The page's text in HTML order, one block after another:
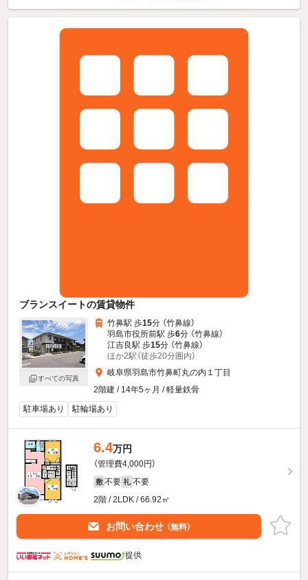
ブランスイートの賃貸物件
すべての写真
竹鼻駅 歩15分 （竹鼻線）
羽島市役所前駅 歩6分 （竹鼻線）
江吉良駅 歩15分 （竹鼻線）
ほか2駅（徒歩20分圏内）
岐阜県羽島市竹鼻町丸の内１丁目
2階建 / 14年5ヶ月 / 軽量鉄骨
駐車場あり
駐輪場あり
6.4万円
（管理費4,000円）
敷 不要 礼 不要
2階 / 2LDK / 66.92㎡
お問い合わせ （無料）
提供